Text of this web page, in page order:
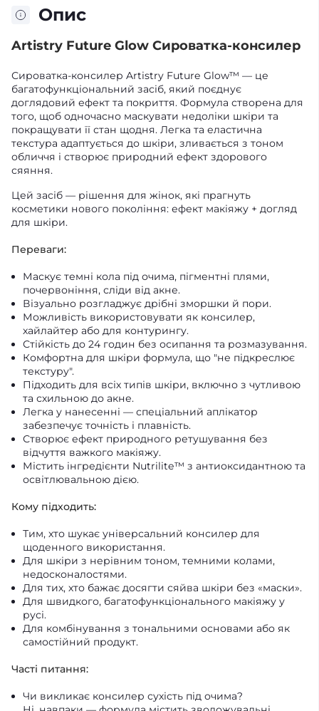
Опис
Artistry Future Glow Сироватка-консилер
Сироватка-консилер Artistry Future Glow™ — це
багатофункціональний засіб, який поєднує
доглядовий ефект та покриття. Формула створена для
того, щоб одночасно маскувати недоліки шкіри та
покращувати її стан щодня. Легка та еластична
текстура адаптується до шкіри, зливається з тоном
обличчя і створює природний ефект здорового
сяяння.
Цей засіб — рішення для жінок, які прагнуть
косметики нового покоління: ефект макіяжу + догляд
для шкіри.
Переваги:
Маскує темні кола під очима, пігментні плями,
почервоніння, сліди від акне.
Візуально розгладжує дрібні зморшки й пори.
Можливість використовувати як консилер,
хайлайтер або для контурингу.
Стійкість до 24 годин без осипання та розмазування.
Комфортна для шкіри формула, що "не підкреслює
текстуру".
Підходить для всіх типів шкіри, включно з чутливою
та схильною до акне.
Легка у нанесенні — спеціальний аплікатор
забезпечує точність і плавність.
Створює ефект природного ретушування без
відчуття важкого макіяжу.
Містить інгредієнти Nutrilite™ з антиоксидантною та
освітлювальною дією.
Кому підходить:
Тим, хто шукає універсальний консилер для
щоденного використання.
Для шкіри з нерівним тоном, темними колами,
недосконалостями.
Для тих, хто бажає досягти сяйва шкіри без «маски».
Для швидкого, багатофункціонального макіяжу у
русі.
Для комбінування з тональними основами або як
самостійний продукт.
Часті питання:
Чи викликає консилер сухість під очима?